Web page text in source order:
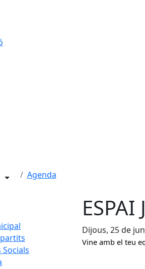
Agenda
Socials
Dijous, 25 de
Vine amb el teu